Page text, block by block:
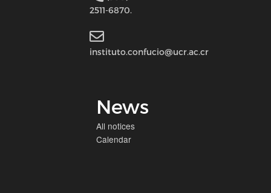
2511-6870.
instituto.confucio@ucr.ac.cr
News
All notices
Calendar